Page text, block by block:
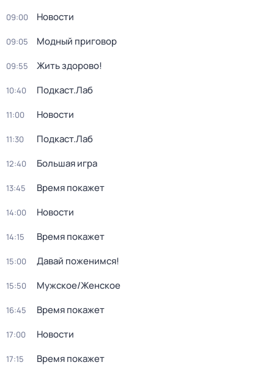
09:00 Новости
09:05 Модный приговор
09:55 Жить здорово!
10:40 Подкаст.Лаб
11:00 Новости
11:30 Подкаст.Лаб
12:40 Большая игра
13:45 Время покажет
14:00 Новости
14:15 Время покажет
15:00 Давай поженимся!
15:50 Мужское/Женское
16:45 Время покажет
17:00 Новости
17:15 Время покажет